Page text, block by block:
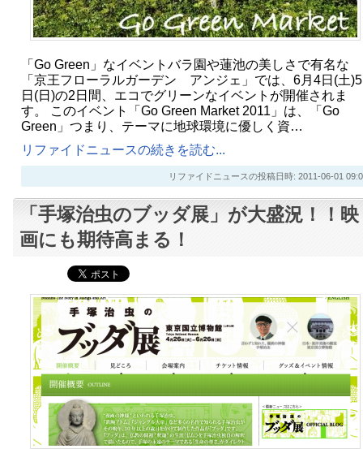
「Go Green」なイベントバラ園や蓮池の美しさで有名な
「京王フローラルガーデン アンジェ」では、6月4日(土)5
日(日)の2日間、エコでグリーンなイベントが開催されま
す。 このイベント「Go Green Market 2011」は、「Go
Green」つまり、テーマに地球環境に優しく資…
リファイドニュースの続きを読む...
リファイドニュースの投稿日時: 2011-06-01
「手塚治虫のブッダ展」が大盛況！！映
画にも期待高まる！